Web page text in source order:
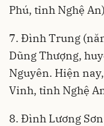
Phú, tỉnh Nghệ
7. Đình Trung
Dũng Thượng,
Nguyên. Hiện
Vinh, tỉnh Nghệ
8. Đình Lương